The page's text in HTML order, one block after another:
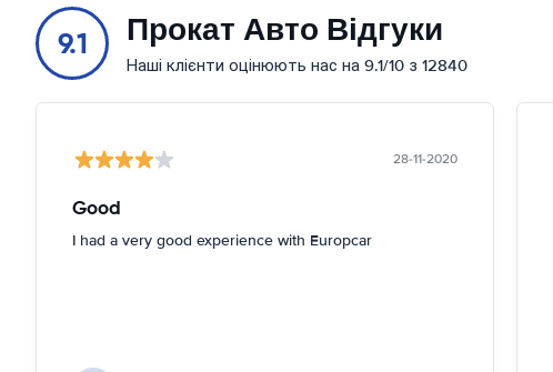
9.1 Прокат Авто Відгуки
Наші клієнти оцінюють нас на 9.1/10 з 12840
28-11-2020
Good
I had a very good experience with Europcar